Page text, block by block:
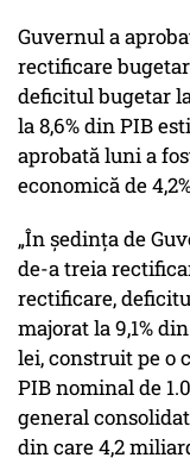
Guvernul a
rectificare
deficitul bugetar
la 8,6% din PIB
aprobată luni a
economică de
„În şedinţa de
de-a treia
rectificare,
majorat la 9,1%
lei, construit pe o
PIB nominal de
general
din care 4,2